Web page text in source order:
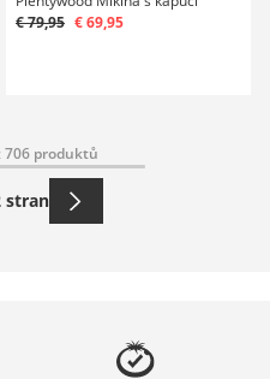
€ 79,95 € 69,95
706 produktů
stran